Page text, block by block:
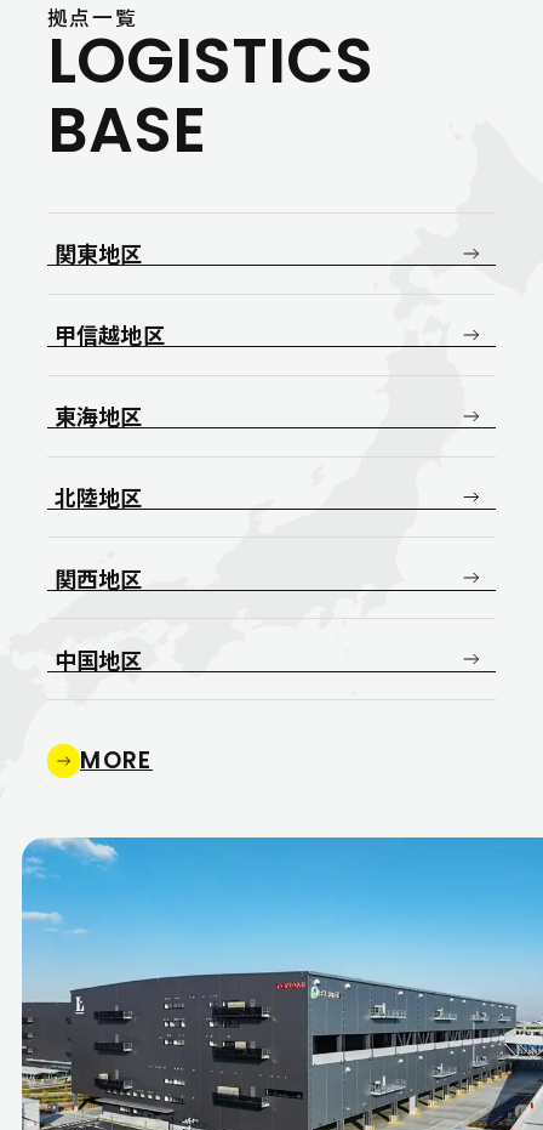
拠点一覧
LOGISTICS
BASE
MORE
関東地区
甲信越地区
東海地区
北陸地区
関西地区
中国地区